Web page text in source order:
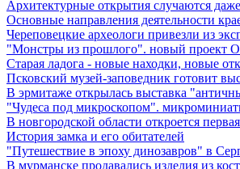
Архитектурные открытия случаются
Основные направления деятельности
Череповецкие археологи привезли из
"Монстры из прошлого". новый проект
Старая ладога - новые находки, новые
Псковский музей-заповедник готовит
В эрмитаже открылась выставка
"Чудеса под микроскопом".
В новгородской области откроется
История замка и его обитателей
"Путешествие в эпоху динозавров" в
В мурманске продавались изделия из